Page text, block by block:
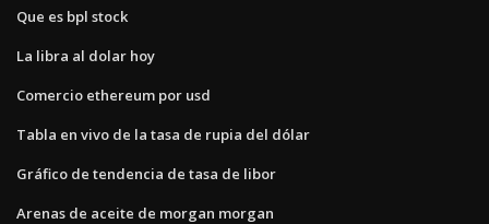
Que es bpl stock
La libra al dolar hoy
Comercio ethereum por usd
Tabla en vivo de la tasa de rupia del dólar
Gráfico de tendencia de tasa de libor
Arenas de aceite de morgan morgan